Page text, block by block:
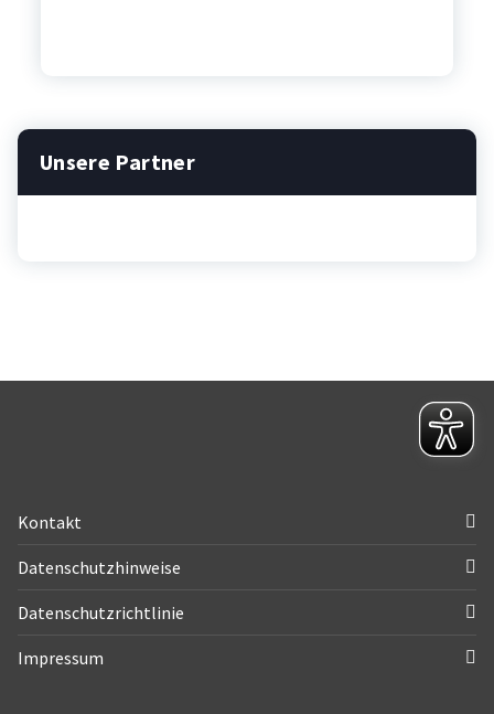
Unsere Partner
Kontakt
Datenschutzhinweise
Datenschutzrichtlinie
Impressum